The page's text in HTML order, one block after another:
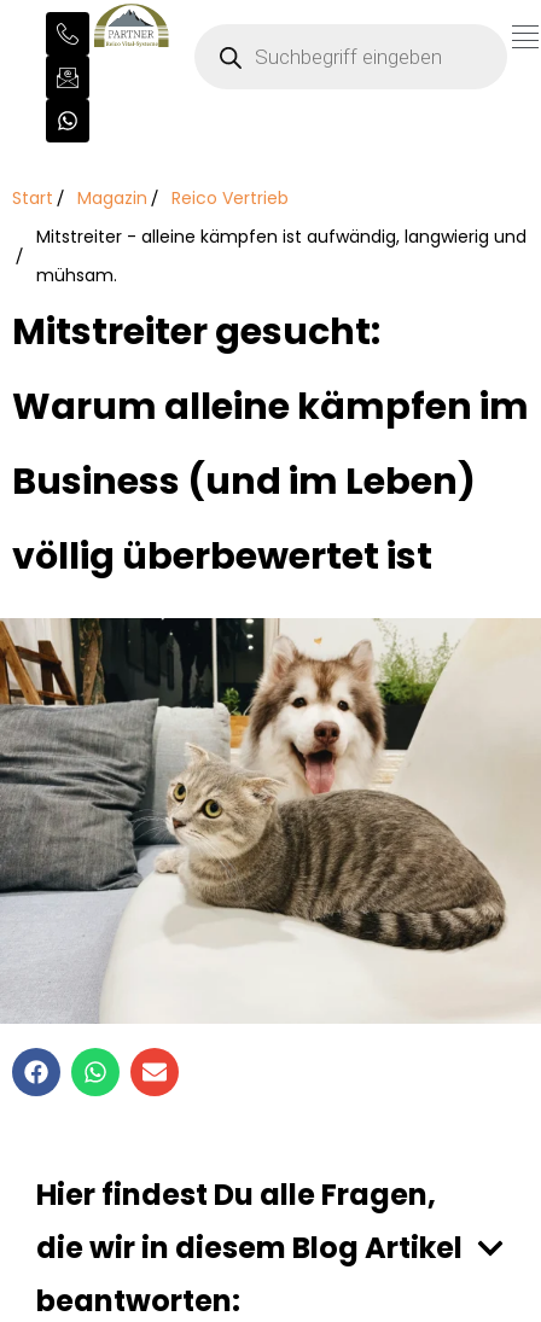
Start Magazin
Reico Vertrieb
Mitstreiter - alleine kämpfen ist aufwändig, langwierig und
mühsam.
Mitstreiter gesucht:
Warum alleine kämpfen im
Business (und im Leben)
völlig überbewertet ist
Hier findest Du alle Fragen,
die wir in diesem Blog Artikel
beantworten: